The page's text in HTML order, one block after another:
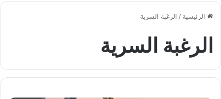
الرئيسية / الرغبة السرية
الرغبة السرية